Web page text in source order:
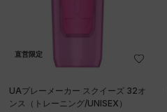
直営限定
UAプレーメーカー スクイーズ 32オ
ンス（トレーニング/UNISEX）